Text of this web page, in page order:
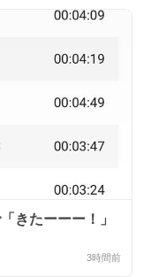
きたーーー！」
3時間前